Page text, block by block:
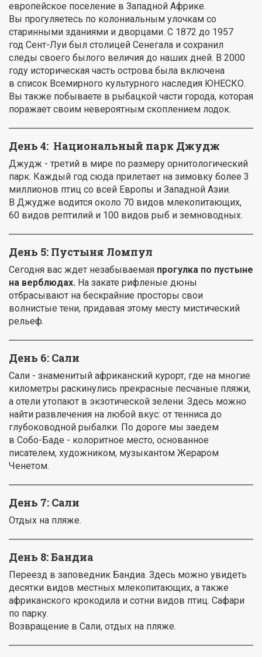
европейское поселение в Западной Африке.
Вы прогуляетесь по колониальным улочкам со
старинными зданиями и дворцами. С 1872 до 1957
год Сент-Луи был столицей Сенегала и сохранил
следы своего былого величия до наших дней. В 2000
году историческая часть острова была включена
в список Всемирного культурного наследия ЮНЕСКО.
Вы также побываете в рыбацкой части города, которая
поражает своим невероятным скоплением лодок.
День 4: Национальный парк Джудж
Джудж - третий в мире по размеру орнитологический
парк. Каждый год сюда прилетает на зимовку более 3
миллионов птиц со всей Европы и Западной Азии.
В Джудже водится около 70 видов млекопитающих,
60 видов рептилий и 100 видов рыб и земноводных.
День 5: Пустыня Ломпул
Сегодня вас ждет незабываемая прогулка по пустыне
на верблюдах. На закате рифленые дюны
отбрасывают на бескрайние просторы свои
волнистые тени, придавая этому месту мистический
рельеф.
День 6: Сали
Сали - знаменитый африканский курорт, где на многие
километры раскинулись прекрасные песчаные пляжи,
а отели утопают в экзотической зелени. Здесь можно
найти развлечения на любой вкус: от тенниса до
глубоководной рыбалки. По дороге мы заедем
в Собо-Баде - колоритное место, основанное
писателем, художником, музыкантом Жераром
Ченетом.
День 7: Сали
Отдых на пляже.
День 8: Бандиа
Переезд в заповедник Бандиа. Здесь можно увидеть
десятки видов местных млекопитающих, а также
африканского крокодила и сотни видов птиц. Сафари
по парку.
Возвращение в Сали, отдых на пляже.